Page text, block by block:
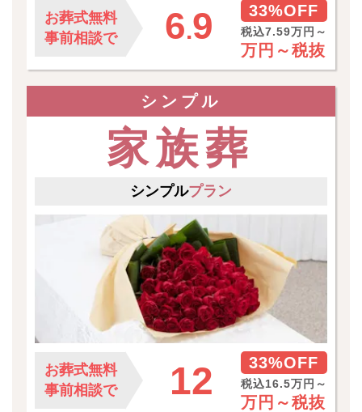
お葬式無料
事前相談で
6.9 33%OFF
税込7.59万円～
万円～税抜
シンプル
家族葬
シンプルプラン
お葬式無料
事前相談で
12 33%OFF
税込16.5万円～
万円～税抜